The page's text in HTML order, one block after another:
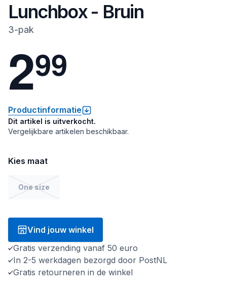
Lunchbox - Bruin
3-pak
299
Productinformatie
Dit artikel is uitverkocht.
Vergelijkbare artikelen beschikbaar.
Kies maat
One size
Vind jouw winkel
Gratis verzending vanaf 50 euro
In 2-5 werkdagen bezorgd door PostNL
Gratis retourneren in de winkel